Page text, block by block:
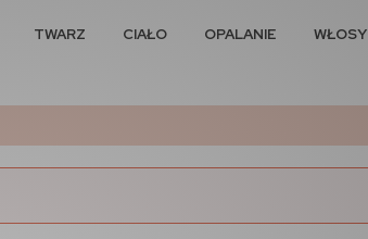
TWARZ CIAŁO OPALANIE WŁOSY